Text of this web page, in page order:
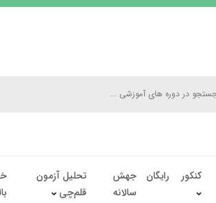
کنکور رایگان
جهش
سالانه
تحلیل آزمون
قلم‌چی